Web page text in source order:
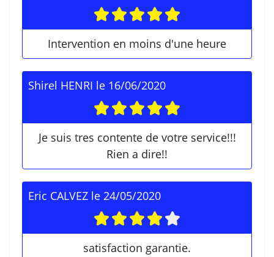
Intervention en moins d'une heure
Shirel HENRI le 16/06/2020
Je suis tres contente de votre service!!!
Rien a dire!!
Eric CALVEZ le 24/05/2020
satisfaction garantie.